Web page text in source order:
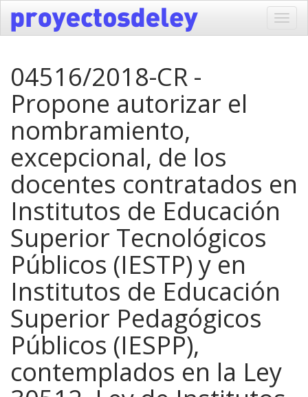
04516/2018-CR -
Propone autorizar el
nombramiento,
excepcional, de los
docentes contratados en
Institutos de Educación
Superior Tecnológicos
Públicos (IESTP) y en
Institutos de Educación
Superior Pedagógicos
Públicos (IESPP),
contemplados en la Ley